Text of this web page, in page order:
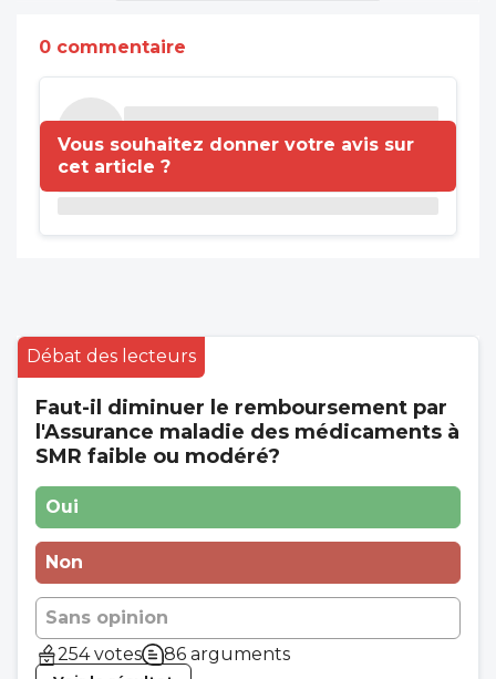
0 commentaire
Vous souhaitez donner votre avis sur
cet article ?
Débat des lecteurs
Faut-il diminuer le remboursement par
l'Assurance maladie des médicaments à
SMR faible ou modéré?
Oui
Non
Sans opinion
254 votes
86 arguments